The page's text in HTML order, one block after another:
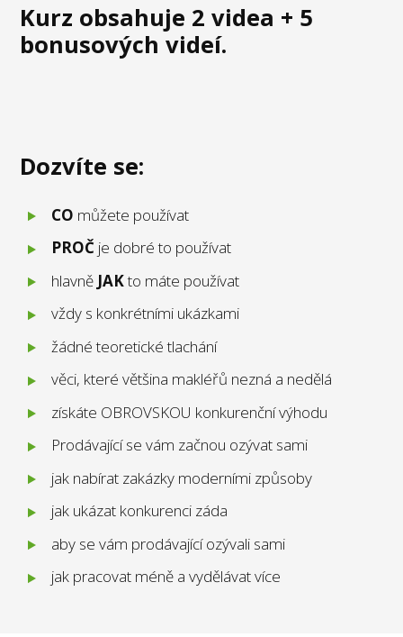
Kurz obsahuje 2 videa + 5
bonusových videí.
Dozvíte se:
CO můžete používat
PROČ je dobré to používat
hlavně JAKto máte používat
vždy s konkrétními ukázkami
žádné teoretické tlachání
věci, které většina makléřů nezná a nedělá
získáte OBROVSKOU konkurenční výhodu
Prodávající se vám začnou ozývat sami
jak nabírat zakázky moderními způsoby
jak ukázat konkurenci záda
aby se vám prodávající ozývali sami
jak pracovat méně a vydělávat více